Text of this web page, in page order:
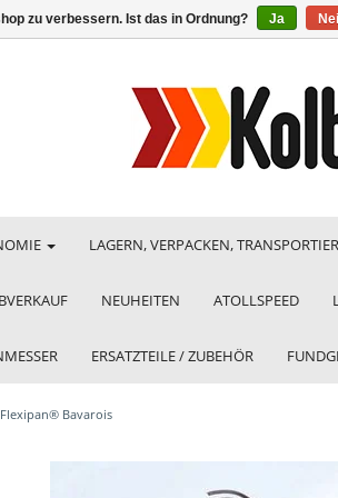
LAGERN, VERPACKEN,
NEUHEITEN ATOLLSPEED
ERSATZTEILE / ZUBEHÖR
Flexipan® Bavarois
zu verbessern. Ist das in Ordnung? Ja